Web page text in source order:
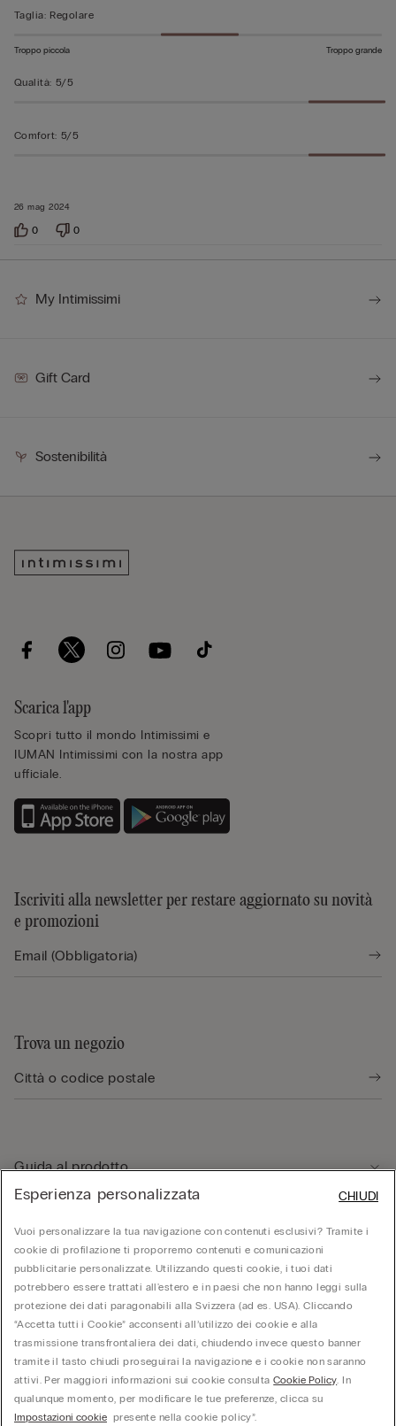
26 mag 2024
Taglia: Regolare
Troppo piccola Troppo grande
Qualità: 5/5
Comfort: 5/5
0 0
My Intimissimi
Gift Card
Sostenibilità
Scarica l'app
Scopri tutto il mondo Intimissimi e
IUMAN Intimissimi con la nostra app
ufficiale.
Iscriviti alla newsletter per restare aggiornato su novità
e promozioni
Trova un negozio
Guida al prodotto
Area Legale
Corporate
Calzedonia Switzerland AG, Wiesenstrasse 5, CH-8952 Schlieren, CHE-287.459.583,
Esperienza personalizzata
Vuoi personalizzare la tua navigazione con contenuti esclusivi? Tramite i
cookie di profilazione ti proporremo contenuti e comunicazioni
pubblicitarie personalizzate. Utilizzando questi cookie, i tuoi dati
potrebbero essere trattati all'estero e in paesi che non hanno leggi sulla
protezione dei dati paragonabili alla Svizzera (ad es. USA). Cliccando
“Accetta tutti i Cookie” acconsenti all’utilizzo dei cookie e alla
trasmissione transfrontaliera dei dati, chiudendo invece questo banner
tramite il tasto chiudi proseguirai la navigazione e i cookie non saranno
attivi. Per maggiori informazioni sui cookie consultaCookie Policy. In
qualunque momento, per modificare le tue preferenze, clicca su
Impostazioni cookie presente nella cookie policy”.
CHIUDI